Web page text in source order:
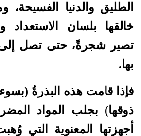
الطليق والدنيا الفسيحة،
خالقها بلسان الاستعداد
تصير شجرةً، حتى تصل إلى
بها.
فإذا قامت هذه البذرةُ
ذوقها) بجلب المواد
أجهزتها المعنوية التي